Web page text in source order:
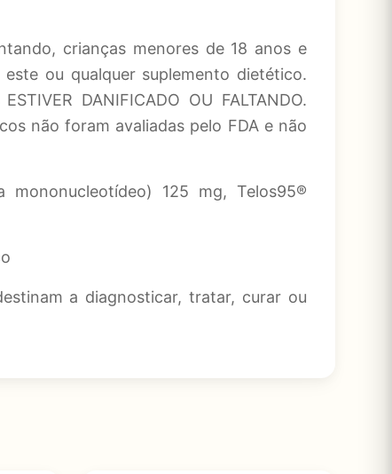
crianças menores de 18 anos e
ou qualquer suplemento dietético.
DANIFICADO OU FALTANDO.
não foram avaliadas pelo FDA e não
125 mg, Telos95®
a diagnosticar, tratar, curar ou